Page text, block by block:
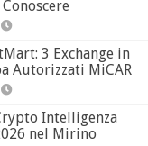
3 Exchange in
Autorizzati MiCAR
Intelligenza
nel Mirino